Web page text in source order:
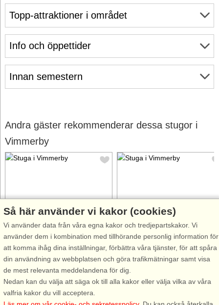
Info och öppettider
Innan semestern
Topp-attraktioner i området
Andra gäster rekommenderar dessa stugor i
Vimmerby
Stugnr: 53458
Vimmerby
4 personer, 130 m²
1,2 km till sjö/hav:.
Mysigt hus där ni bor på
Småländska landsbygden i
Gåsefall med magisk utsikt över
ängar, skog och åkrar men
Stugnr: 65505
Vimmerby
5 personer, 35 m²
1,4 km till sjö/hav:.
Helt nyrenoverat och fräscht
hus i utkanten av mysiga Södra
Vimmerby och Astrid Lindgrens
Så här använder vi kakor (cookies)
Vi använder data från våra egna kakor och tredjepartskakor. Vi
använder dem i kombination med tillhörande personlig information för
att komma ihåg dina inställningar, förbättra våra tjänster, för att spåra
din användning av webbplatsen och göra trafikmätningar samt visa
de mest relevanta meddelandena för dig.
Nedan kan du välja att säga ok till alla kakor eller välja vilka av våra
valfria kakor du vill acceptera.